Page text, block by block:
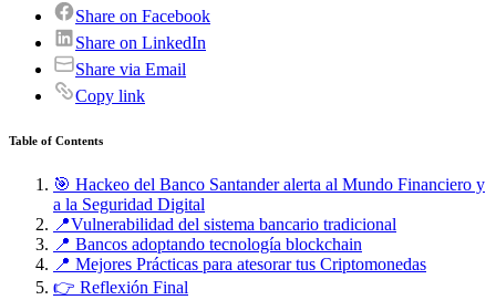
Share on Facebook
Share on LinkedIn
Share via Email
Copy link
Table of Contents
🎯 Hackeo del Banco Santander alerta al Mundo Financiero y
a la Seguridad Digital
📍Vulnerabilidad del sistema bancario tradicional
📍 Bancos adoptando tecnología blockchain
📍 Mejores Prácticas para atesorar tus Criptomonedas
👉 Reflexión Final